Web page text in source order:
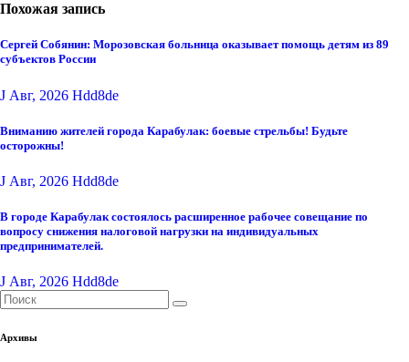
Похожая запись
Сергей Собянин: Морозовская больница оказывает помощь детям из 89
субъектов России
J Авг, 2026 Hdd8de
Вниманию жителей города Карабулак: боевые стрельбы! Будьте
осторожны!
J Авг, 2026 Hdd8de
В городе Карабулак состоялось расширенное рабочее совещание по
вопросу снижения налоговой нагрузки на индивидуальных
предпринимателей.
J Авг, 2026 Hdd8de
Архивы